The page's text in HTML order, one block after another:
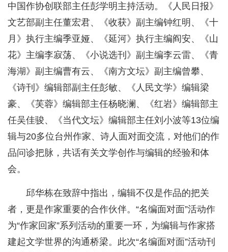
中国作协创联部主任彭学明主持活动。《人民日报》
文艺部副主任董宏君、《收获》副主编钟红明、《十
月》执行主编季亚娅、《延河》执行主编阎安、《山
花》主编李寂荡、《小说选刊》副主编李云雷、《青
海湖》副主编曹有云、《南方文坛》副主编曾攀、
《诗刊》编辑部副主任彭敏、《人民文学》编辑梁
豪、《芙蓉》编辑部主任杨晓澜、《红岩》编辑部主
任吴佳骏、《当代文坛》编辑部主任刘小波等13位编
辑与20多位台州作家、诗人面对面交流，对他们的作
品问诊把脉，共话有关文学创作与编辑的经验和体
会。
邱华栋在致辞中指出，编辑不仅是作品的把关
者，更是作家重要的合作伙伴。“名编面对面”活动作
为“作家回家”系列活动的重要一环，为编辑与作家搭
建起文学世界的沟通桥梁。此次“名编面对面”活动刊